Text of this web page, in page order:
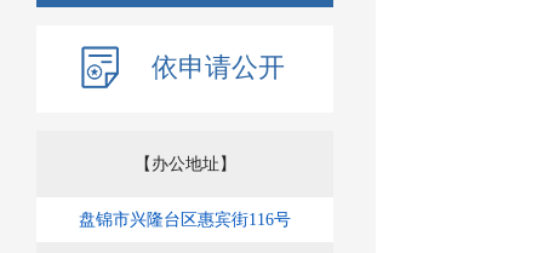
依申请公开
【办公地址】
盘锦市兴隆台区惠宾街116号